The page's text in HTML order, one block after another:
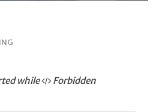
while Forbidden